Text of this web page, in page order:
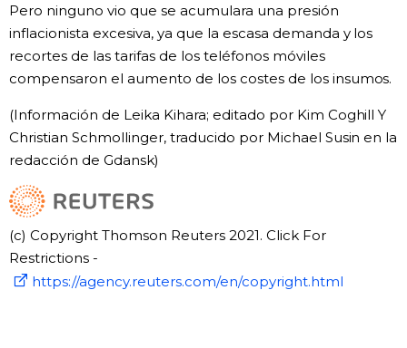
Pero ninguno vio que se acumulara una presión
inflacionista excesiva, ya que la escasa demanda y los
recortes de las tarifas de los teléfonos móviles
compensaron el aumento de los costes de los insumos.
(Información de Leika Kihara; editado por Kim Coghill Y
Christian Schmollinger, traducido por Michael Susin en la
redacción de Gdansk)
(c) Copyright Thomson Reuters 2021. Click For
Restrictions -
https://agency.reuters.com/en/copyright.html